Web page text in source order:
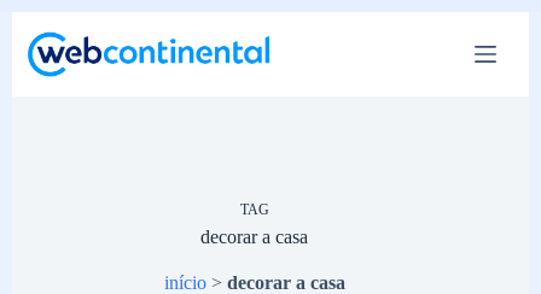
para
TAG
decorar a casa
início> decorar a casa